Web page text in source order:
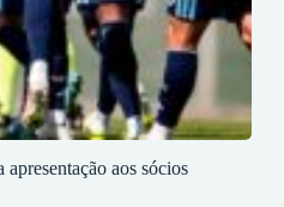
aos sócios